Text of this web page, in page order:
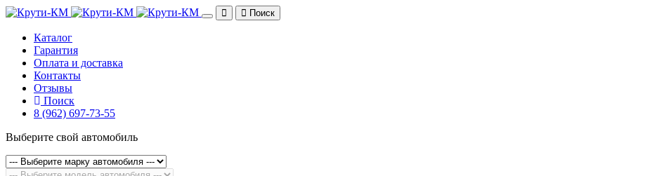
Поиск
Каталог
Гарантия
Оплата и доставка
Контакты
Отзывы
Поиск
8 (962) 697-73-55
Выберите свой автомобиль